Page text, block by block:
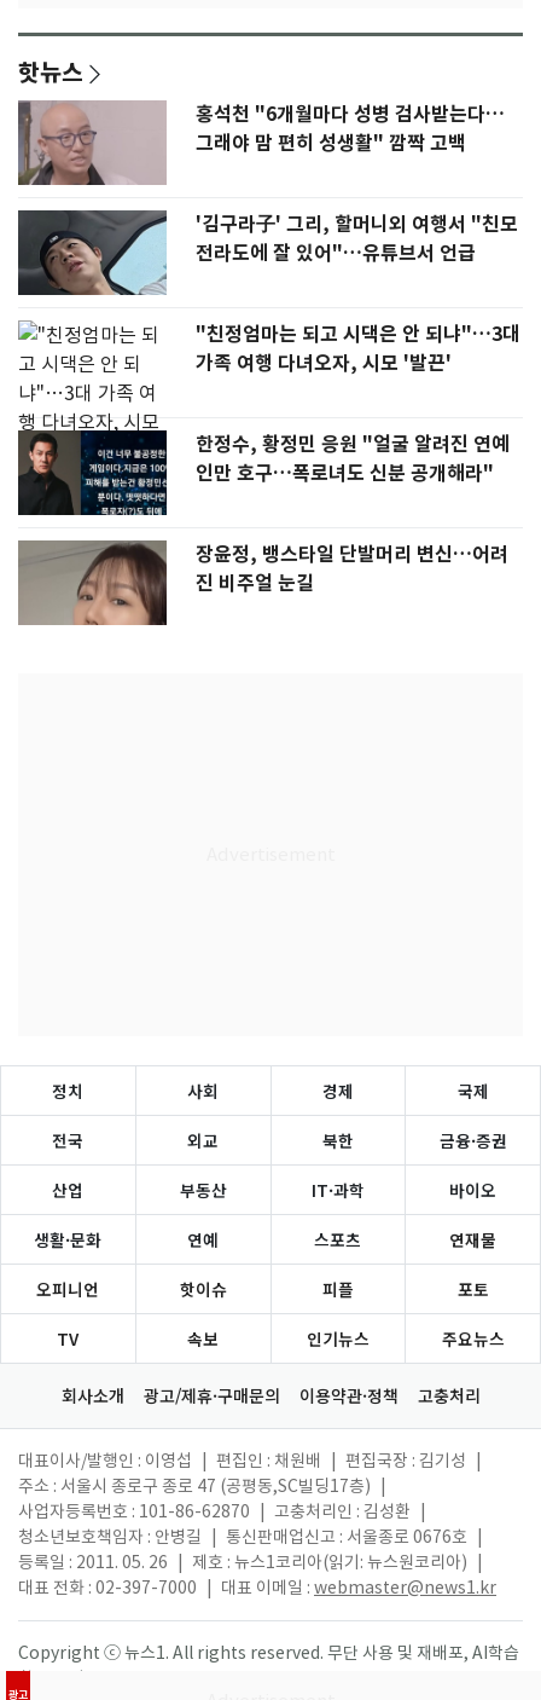
핫뉴스
홍석천 "6개월마다 성병 검사받는다…
그래야 맘 편히 성생활" 깜짝 고백
'김구라子' 그리, 할머니외 여행서 "친모
전라도에 잘 있어"…유튜브서 언급
"친정엄마는 되고 시댁은 안 되냐"…3대
가족 여행 다녀오자, 시모 '발끈'
한정수, 황정민 응원 "얼굴 알려진 연예
인만 호구…폭로녀도 신분 공개해라"
장윤정, 뱅스타일 단발머리 변신…어려
진 비주얼 눈길
광고
정치 사회 경제 국제
전국 외교 북한 금융·증권
산업 부동산 IT·과학 바이오
생활·문화 연예 스포츠 연재물
오피니언 핫이슈 피플 포토
TV 속보 인기뉴스 주요뉴스
회사소개 광고/제휴·구매문의 이용약관·정책 고충처리
대표이사/발행인 : 이영섭 편집인 : 채원배 편집국장 : 김기성
주소 : 서울시 종로구 종로 47 (공평동,SC빌딩17층)
사업자등록번호 : 101-86-62870
고충처리인 : 김성환
청소년보호책임자 : 안병길
통신판매업신고 : 서울종로 0676호
등록일 : 2011. 05. 26
제호 : 뉴스1코리아(읽기: 뉴스원코리아)
대표 전화 : 02-397-7000
대표 이메일 : webmaster@news1.kr
Copyright ⓒ 뉴스1. All rights reserved. 무단 사용 및 재배포, AI학습
활용 금지.